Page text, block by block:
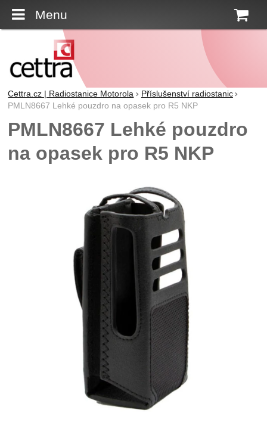
Menu
Cettra.cz | Radiostanice Motorola
Příslušenství radiostanic
PMLN8667 Lehké pouzdro na opasek pro R5 NKP
PMLN8667 Lehké pouzdro
na opasek pro R5 NKP